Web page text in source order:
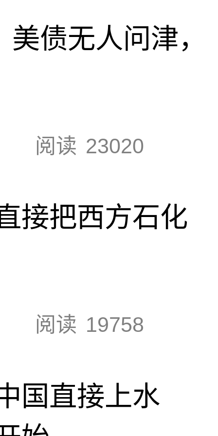
债无人问津，
阅读 23020
接把西方石化
阅读 19758
国直接上水